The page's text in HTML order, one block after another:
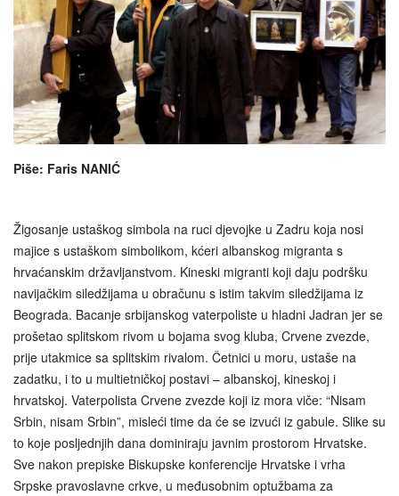
Piše: Faris NANIĆ
Žigosanje ustaškog simbola na ruci djevojke u Zadru koja nosi
majice s ustaškom simbolikom, kćeri albanskog migranta s
hrvaćanskim državljanstvom. Kineski migranti koji daju podršku
navijačkim siledžijama u obračunu s istim takvim siledžijama iz
Beograda. Bacanje srbijanskog vaterpoliste u hladni Jadran jer se
prošetao splitskom rivom u bojama svog kluba, Crvene zvezde,
prije utakmice sa splitskim rivalom. Četnici u moru, ustaše na
zadatku, i to u multietničkoj postavi – albanskoj, kineskoj i
hrvatskoj. Vaterpolista Crvene zvezde koji iz mora viče: “Nisam
Srbin, nisam Srbin”, misleći time da će se izvući iz gabule. Slike su
to koje posljednjih dana dominiraju javnim prostorom Hrvatske.
Sve nakon prepiske Biskupske konferencije Hrvatske i vrha
Srpske pravoslavne crkve, u međusobnim optužbama za